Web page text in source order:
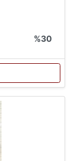
%30